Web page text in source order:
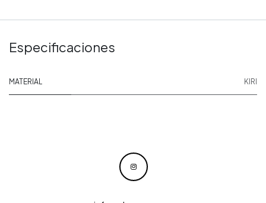
Especificaciones
MATERIAL KIRI